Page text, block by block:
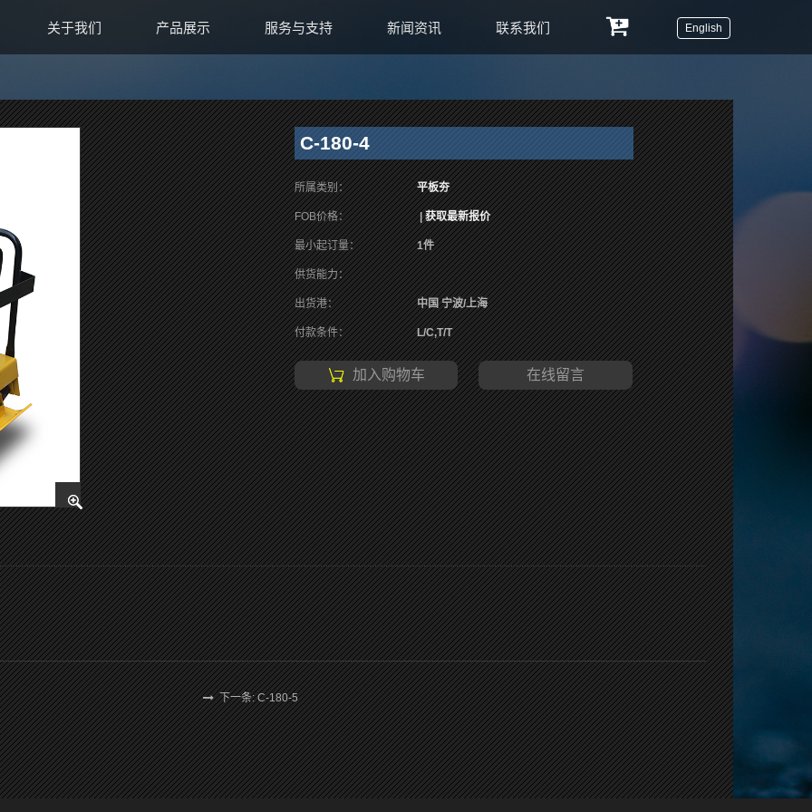
关于我们 产品展示 服务与支持 新闻资讯 联系我们 English
C-180-4
所属类别： 平板夯
FOB价格： |获取最新报价
最小起订量： 1件
供货能力：
出货港： 中国 宁波/上海
付款条件： L/C,T/T
加入购物车 在线留言
下一条: C-180-5